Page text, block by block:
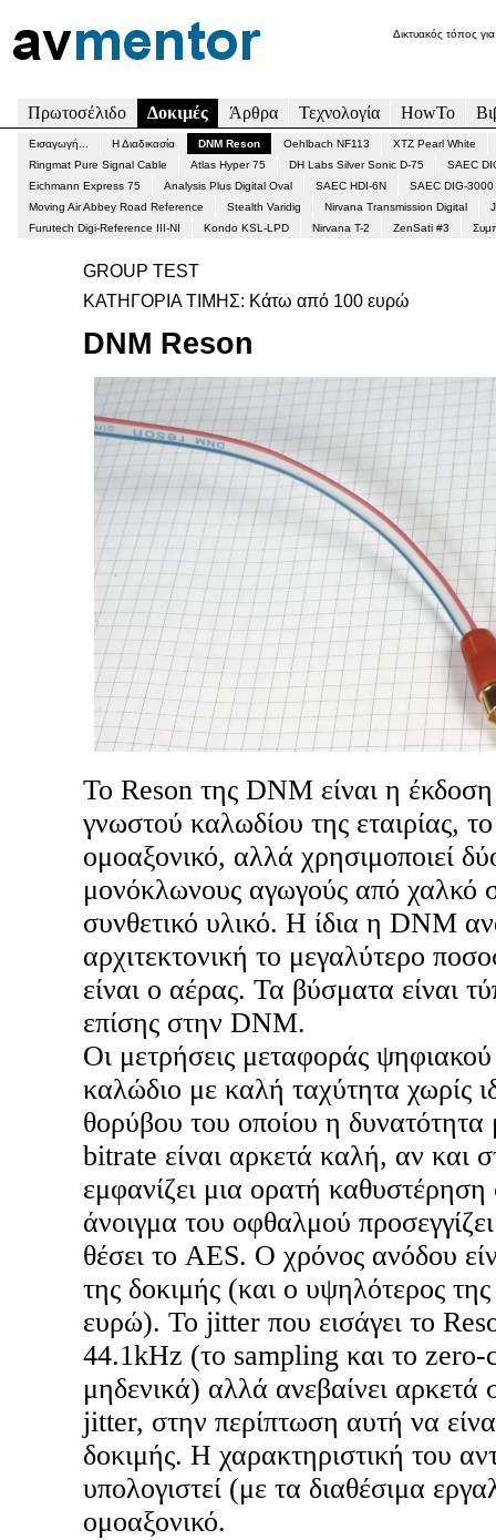
Δικτυακός τόπος
Πρωτοσέλιδο Δοκιμές Άρθρα Τεχνολογία HowTo
Εισαγωγή... Η Διαδικασία DNM Reson Οehlbach NF113
XTZ Pearl White
Ringmat Pure Signal Cable
Atlas Hyper 75 DH Labs Silver Sonic D-75
SAEC
Eichmann Express 75
Analysis Plus Digital Oval SAEC HDI-6N
SAEC DIG-3000
Moving Air Abbey Road Reference
Stealth Varidig Nirvana Transmission Digital
Furutech Digi-Reference III-ΝΙ
Kondo KSL-LPD Nirvana T-2 ZenSati #3
GROUP TEST
ΚΑΤΗΓΟΡΙΑ ΤΙΜΗΣ: Κάτω από 100 ευρώ
DNM Reson
Το Reson της DNM είναι η
γνωστού καλωδίου της εταιρίας, το
ομοαξονικό, αλλά χρησιμοποιεί
μονόκλωνους αγωγούς από χαλκό
συνθετικό υλικό. Η ίδια η DNM
αρχιτεκτονική το μεγαλύτερο
είναι ο αέρας. Τα βύσματα είναι
επίσης στην DNM.
Οι μετρήσεις μεταφοράς
καλώδιο με καλή ταχύτητα χωρίς
θορύβου του οποίου η
bitrate είναι αρκετά καλή, αν και
εμφανίζει μια ορατή
άνοιγμα του οφθαλμού
θέσει το AES. Ο χρόνος ανόδου
της δοκιμής (και ο υψηλότερος
ευρώ). To jitter που εισάγει το
44.1kHz (το sampling και το zero-
μηδενικά) αλλά ανεβαίνει
jitter, στην περίπτωση αυτή να
δοκιμής. Η χαρακτηριστική του
υπολογιστεί (με τα διαθέσιμα
ομοαξονικό.